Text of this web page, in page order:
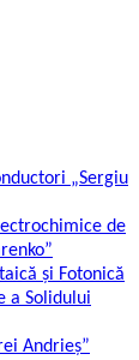
„Sergiu
de
și Fotonică
a Solidului
Andrieș”